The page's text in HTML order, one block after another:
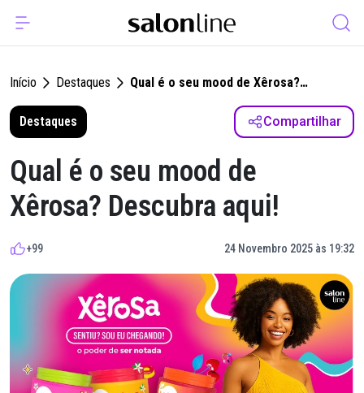
Início Destaques
Qual é o seu mood de Xêrosa?
Destaques
Compartilhar
Qual é o seu mood de
Xêrosa? Descubra aqui!
+99 24 Novembro 2025 às 19:32